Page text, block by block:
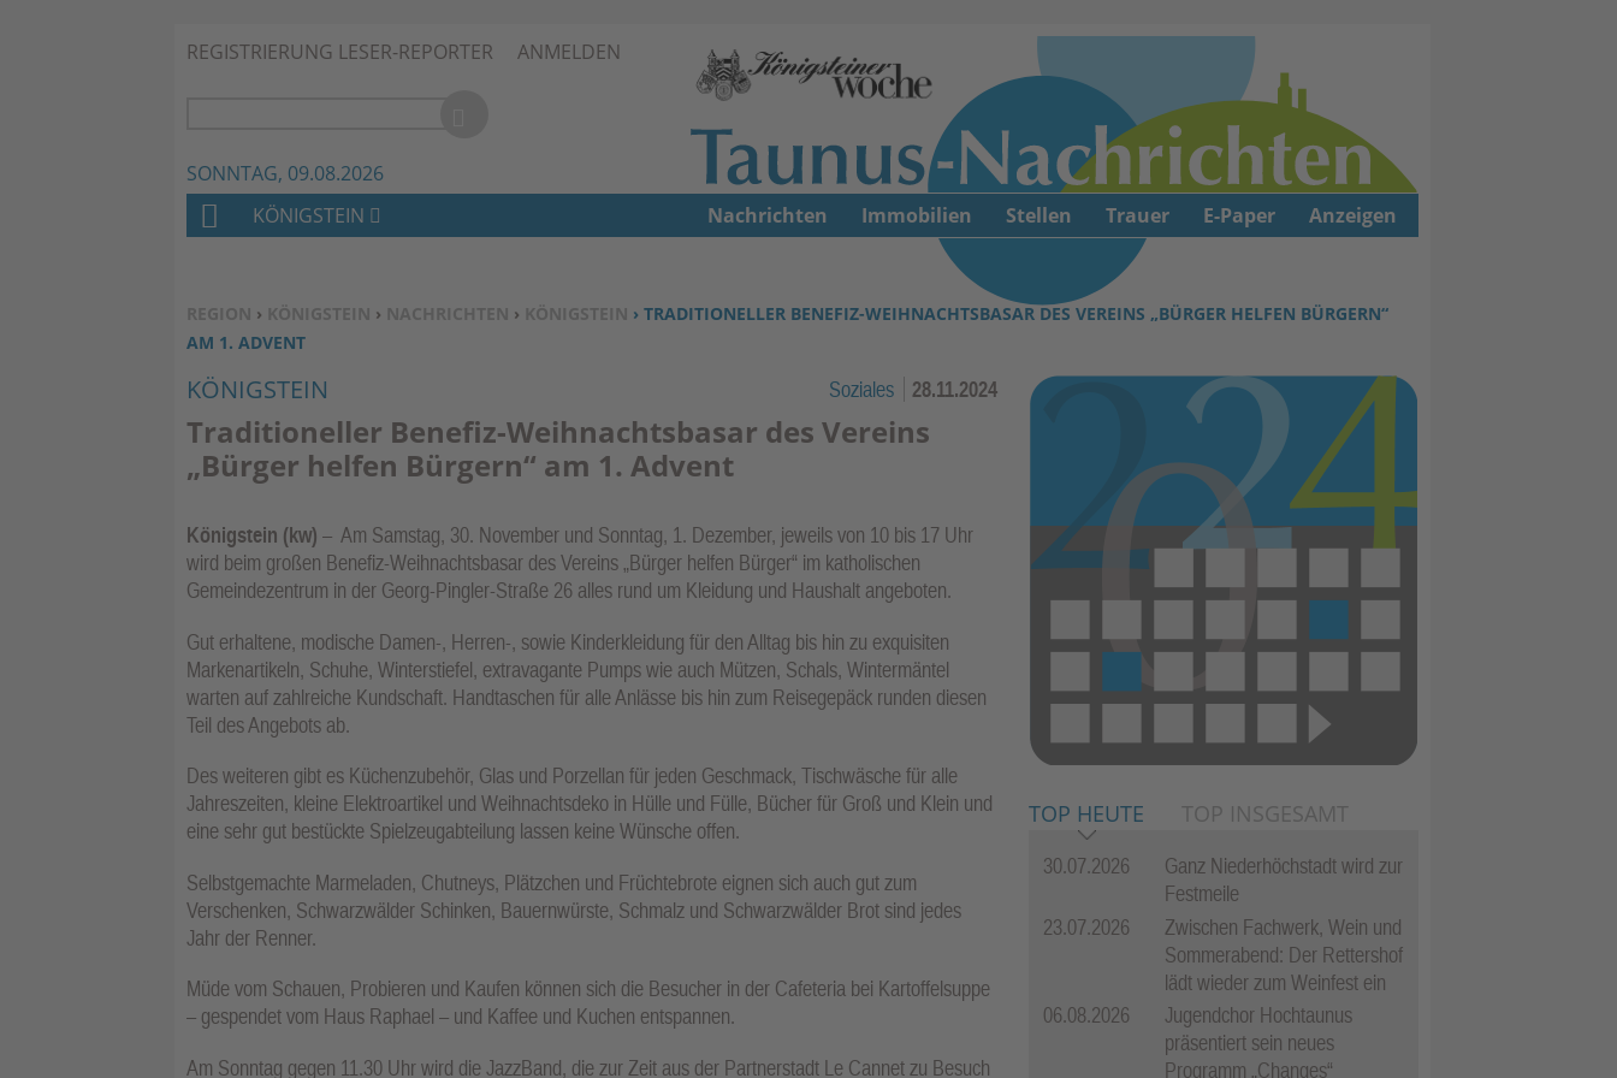
Zum Inhalt springen ↓
REGISTRIERUNG LESER-REPORTER ANMELDEN
SONNTAG, 09.08.2026
SIE BEFINDEN SICH HIER:
REGION › KÖNIGSTEIN › NACHRICHTEN › KÖNIGSTEIN › TRADITIONELLER BENEFIZ-WEIHNACHTSBASAR DES VEREINS „BÜRGER HELFEN BÜRGERN“
AM 1. ADVENT
KÖNIGSTEIN Soziales 28.11.2024
Traditioneller Benefiz-Weihnachtsbasar des Vereins
„Bürger helfen Bürgern“ am 1. Advent
Königstein (kw) – Am Samstag, 30. November und Sonntag, 1. Dezember, jeweils von 10 bis 17 Uhr
wird beim großen Benefiz-Weihnachtsbasar des Vereins „Bürger helfen Bürger“ im katholischen
Gemeindezentrum in der Georg-Pingler-Straße 26 alles rund um Kleidung und Haushalt angeboten.
Gut erhaltene, modische Damen-, Herren-, sowie Kinderkleidung für den Alltag bis hin zu exquisiten
Markenartikeln, Schuhe, Winterstiefel, extravagante Pumps wie auch Mützen, Schals, Wintermäntel
warten auf zahlreiche Kundschaft. Handtaschen für alle Anlässe bis hin zum Reisegepäck runden diesen
Teil des Angebots ab.
Des weiteren gibt es Küchenzubehör, Glas und Porzellan für jeden Geschmack, Tischwäsche für alle
Jahreszeiten, kleine Elektroartikel und Weihnachtsdeko in Hülle und Fülle, Bücher für Groß und Klein und
eine sehr gut bestückte Spielzeugabteilung lassen keine Wünsche offen.
Selbstgemachte Marmeladen, Chutneys, Plätzchen und Früchtebrote eignen sich auch gut zum
Verschenken, Schwarzwälder Schinken, Bauernwürste, Schmalz und Schwarzwälder Brot sind jedes
Jahr der Renner.
Müde vom Schauen, Probieren und Kaufen können sich die Besucher in der Cafeteria bei Kartoffelsuppe
– gespendet vom Haus Raphael – und Kaffee und Kuchen entspannen.
Am Sonntag gegen 11.30 Uhr wird die JazzBand, die zur Zeit aus der Partnerstadt Le Cannet zu Besuch
TOP HEUTE TOP INSGESAMT
30.07.2026
Ganz Niederhöchstadt wird zur
Festmeile
23.07.2026
Zwischen Fachwerk, Wein und
Sommerabend: Der Rettershof
lädt wieder zum Weinfest ein
06.08.2026
Jugendchor Hochtaunus
präsentiert sein neues
Programm „Changes“
H
M
E
KÖNIGSTEIN Nachrichten Immobilien Stellen Trauer E-Paper Anzeigen